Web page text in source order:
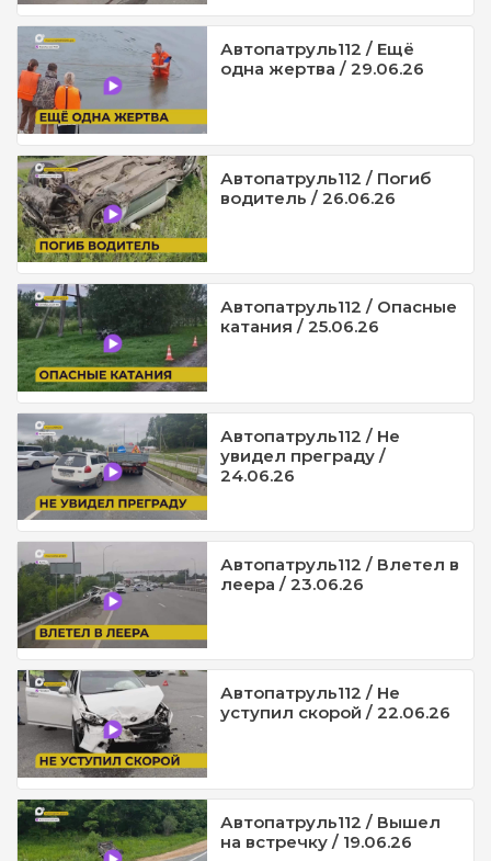
Автопатруль112 / Ещё
одна жертва / 29.06.26
Автопатруль112 / Погиб
водитель / 26.06.26
Автопатруль112 / Опасные
катания / 25.06.26
Автопатруль112 / Не
увидел преграду /
24.06.26
Автопатруль112 / Влетел в
леера / 23.06.26
Автопатруль112 / Не
уступил скорой / 22.06.26
Автопатруль112 / Вышел
на встречку / 19.06.26